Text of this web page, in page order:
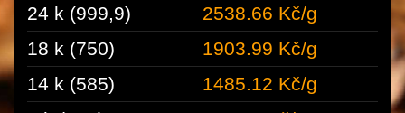
24 k (999,9)
2538.66 Kč/g
18 k (750)
1903.99 Kč/g
14 k (585)
1485.12 Kč/g